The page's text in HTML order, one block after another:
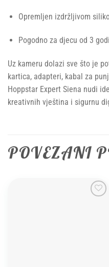
Opremljen izdržljivom
Pogodno za djecu od 3
Uz kameru dolazi sve što je
kartica, adapteri, kabal za
Hoppstar Expert Siena nudi
kreativnih vještina i sigurnu
POVEZANI